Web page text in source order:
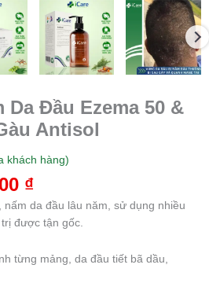
Da Đầu Ezema 50 &
Antisol
khách hàng)
₫
da đầu lâu năm, sử dụng nhiều
được tận gốc.
từng mảng, da đầu tiết bã dầu,